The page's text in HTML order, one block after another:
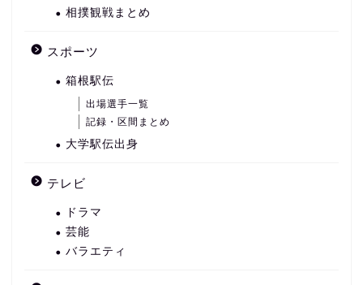
相撲観戦まとめ
スポーツ
箱根駅伝
出場選手一覧
記録・区間まとめ
大学駅伝出身
テレビ
ドラマ
芸能
バラエティ